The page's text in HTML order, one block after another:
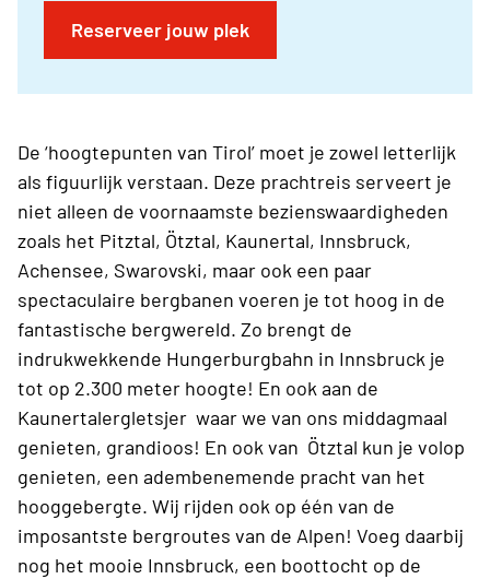
Reserveer jouw plek
De ‘hoogtepunten van Tirol’ moet je zowel letterlijk
als figuurlijk verstaan. Deze prachtreis serveert je
niet alleen de voornaamste bezienswaardigheden
zoals het Pitztal, Ötztal, Kaunertal, Innsbruck,
Achensee, Swarovski, maar ook een paar
spectaculaire bergbanen voeren je tot hoog in de
fantastische bergwereld. Zo brengt de
indrukwekkende Hungerburgbahn in Innsbruck je
tot op 2.300 meter hoogte! En ook aan de
Kaunertalergletsjer waar we van ons middagmaal
genieten, grandioos! En ook van Ötztal kun je volop
genieten, een adembenemende pracht van het
hooggebergte. Wij rijden ook op één van de
imposantste bergroutes van de Alpen! Voeg daarbij
nog het mooie Innsbruck, een boottocht op de